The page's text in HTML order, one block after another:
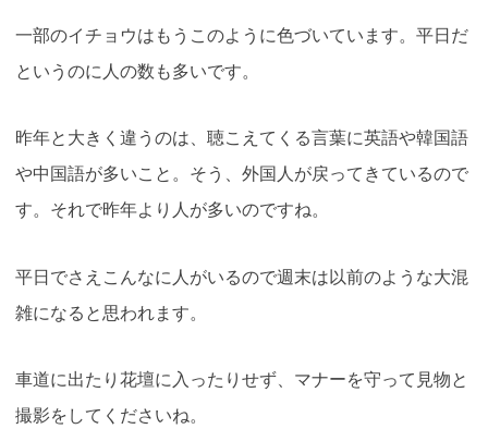
一部のイチョウはもうこのように色づいています。平日だ
というのに人の数も多いです。
昨年と大きく違うのは、聴こえてくる言葉に英語や韓国語
や中国語が多いこと。そう、外国人が戻ってきているので
す。それで昨年より人が多いのですね。
平日でさえこんなに人がいるので週末は以前のような大混
雑になると思われます。
車道に出たり花壇に入ったりせず、マナーを守って見物と
撮影をしてくださいね。